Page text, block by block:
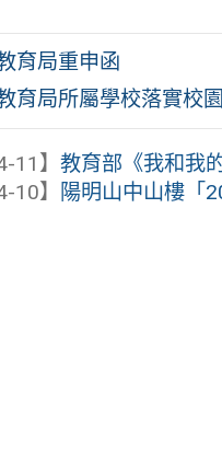
育局重申函
育局所屬學校落實校
11】教育部《我和我
10】
陽明山中山樓「